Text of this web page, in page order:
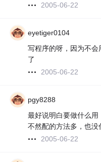
2005-06-22
eyetiger0104
写程序的呀，因为不
了
2005-06-22
pgy8288
最好说明白要做什么
不然配的方法多，也没
2005-06-22